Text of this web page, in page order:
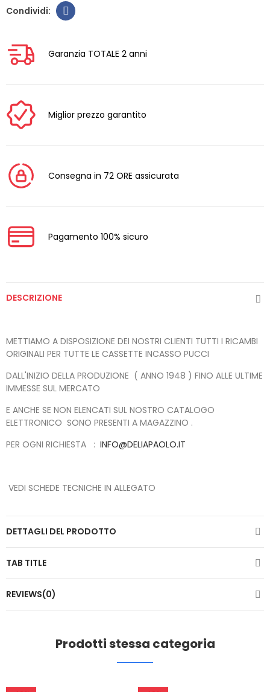
Garanzia TOTALE 2 anni
Miglior prezzo garantito
Consegna in 72 ORE assicurata
Pagamento 100% sicuro
DESCRIZIONE
METTIAMO A DISPOSIZIONE DEI NOSTRI CLIENTI TUTTI I RICAMBI
ORIGINALI PER TUTTE LE CASSETTE INCASSO PUCCI
DALL'INIZIO DELLA PRODUZIONE ( ANNO 1948 ) FINO ALLE ULTIME
IMMESSE SUL MERCATO
E ANCHE SE NON ELENCATI SUL NOSTRO CATALOGO
ELETTRONICO SONO PRESENTI A MAGAZZINO .
PER OGNI RICHIESTA : INFO@DELIAPAOLO.IT
VEDI SCHEDE TECNICHE IN ALLEGATO
DETTAGLI DEL PRODOTTO
TAB TITLE
REVIEWS(0)
Prodotti stessa categoria